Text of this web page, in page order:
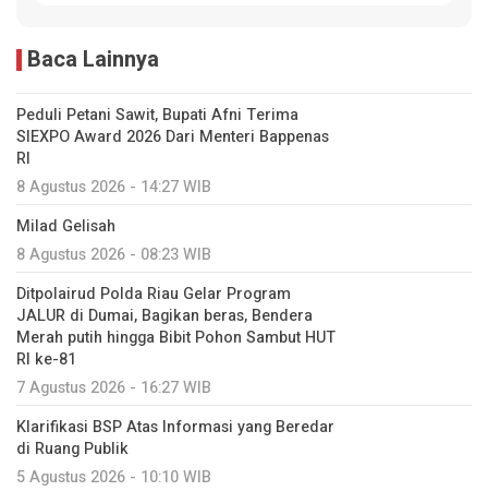
Baca Lainnya
Peduli Petani Sawit, Bupati Afni Terima
SIEXPO Award 2026 Dari Menteri Bappenas
RI
8 Agustus 2026 - 14:27 WIB
Milad Gelisah
8 Agustus 2026 - 08:23 WIB
Ditpolairud Polda Riau Gelar Program
JALUR di Dumai, Bagikan beras, Bendera
Merah putih hingga Bibit Pohon Sambut HUT
RI ke-81
7 Agustus 2026 - 16:27 WIB
Klarifikasi BSP Atas Informasi yang Beredar
di Ruang Publik
5 Agustus 2026 - 10:10 WIB